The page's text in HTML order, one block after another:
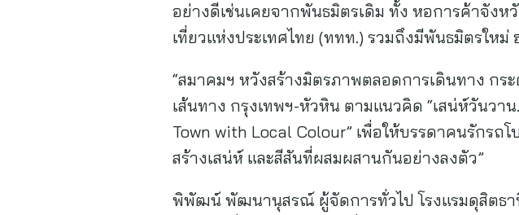
อย่างดีเช่นเคยจากพันธมิตรเดิม ทั้ง หอการค้าจังห
เที่ยวแห่งประเทศไทย (ททท.) รวมถึงมีพันธมิตรใหม่
“สมาคมฯ หวังสร้างมิตรภาพตลอดการเดินทาง ก
เส้นทาง กรุงเทพฯ-หัวหิน ตามแนวคิด “เสน่ห์วันวา
Town with Local Colour” เพื่อให้บรรดาคนรักรถ
สร้างเสน่ห์ และสีสันที่ผสมผสานกันอย่างลงตัว”
พิพัฒน์ พัฒนานุสรณ์ ผู้จัดการทั่วไป โรงแรมดุสิตธา